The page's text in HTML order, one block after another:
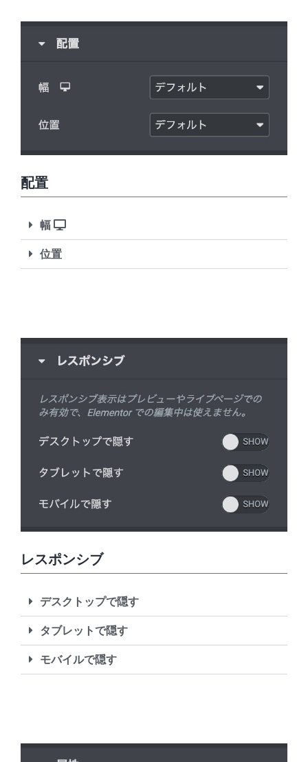
配置
幅
位置
レスポンシブ
デスクトップで隠す
タブレットで隠す
モバイルで隠す